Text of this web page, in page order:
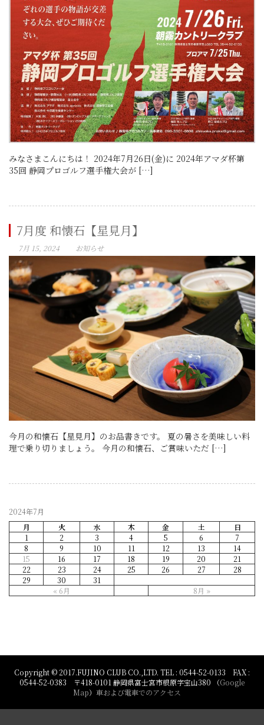
みなさまこんにちは！ 2024年7月26日(金)に 2024年アマダ杯第
35回 静岡プロゴルフ選手権大会が […]
7月度 和懐石【星見月】
7月 15, 2024 お知らせ
今月の和懐石【星見月】のお品書きです。 夏の暑さを美味しい料
理で乗り切りましょう。 今月の和懐石、ご賞味いただ […]
2024年7月
月
火 水 木 金 土 日
« 6月 8月 »
1 2 3 4 5 6
7
8
9 10 11 12 13
14
15
16 17 18 19 20
21
22
23 24 25 26 27
28
29
30 31
Copyright © 2017.FUJINO CLUB CO.,LTD. TEL : 0544-52-0133 FAX :
0544-52-0383 〒418-0101 静岡県富士宮市根原字宝山380 （Google
Map） 車および電車でのアクセス